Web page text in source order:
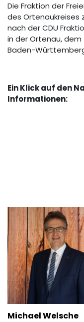
Die Fraktion der
des Ortenaukreises
nach der CDU
in der Ortenau,
Baden-
Ein Klick auf den
Informationen:
Michael Welsche